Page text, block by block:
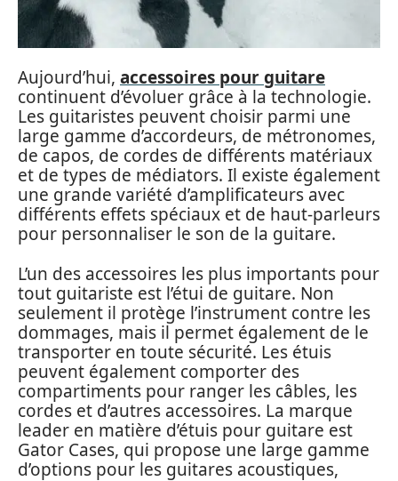
Aujourd’hui, accessoires pour guitare
continuent d’évoluer grâce à la technologie.
Les guitaristes peuvent choisir parmi une
large gamme d’accordeurs, de métronomes,
de capos, de cordes de différents matériaux
et de types de médiators. Il existe également
une grande variété d’amplificateurs avec
différents effets spéciaux et de haut-parleurs
pour personnaliser le son de la guitare.
L’un des accessoires les plus importants pour
tout guitariste est l’étui de guitare. Non
seulement il protège l’instrument contre les
dommages, mais il permet également de le
transporter en toute sécurité. Les étuis
peuvent également comporter des
compartiments pour ranger les câbles, les
cordes et d’autres accessoires. La marque
leader en matière d’étuis pour guitare est
Gator Cases, qui propose une large gamme
d’options pour les guitares acoustiques,